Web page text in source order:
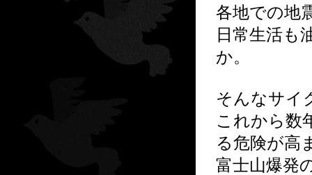
各地での地
日常生活も
か。
そんなサイ
これから数
る危険が高
富士山爆発